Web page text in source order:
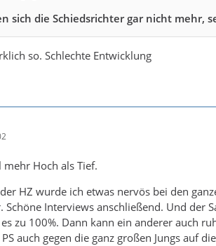
sich die Schiedsrichter gar nicht mehr,
so. Schlechte Entwicklung
mehr Hoch als Tief.
HZ wurde ich etwas nervös bei den
Schöne Interviews anschließend. Und der
zu 100%. Dann kann ein anderer auch
auch gegen die ganz großen Jungs auf